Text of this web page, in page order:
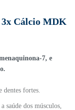
Cálcio MDK
7, e
fortes.
saúde dos músculos,